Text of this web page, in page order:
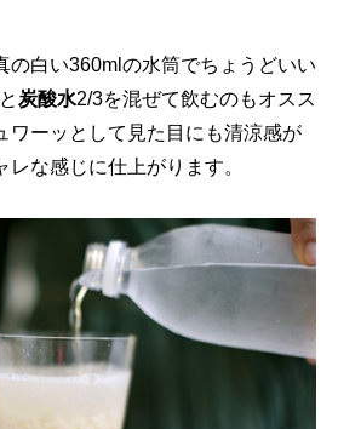
の白い360mlの水筒でちょうどいい
炭酸水2/3を混ぜて飲むのもオスス
ワーッとして見た目にも清涼感が
な感じに仕上がります。